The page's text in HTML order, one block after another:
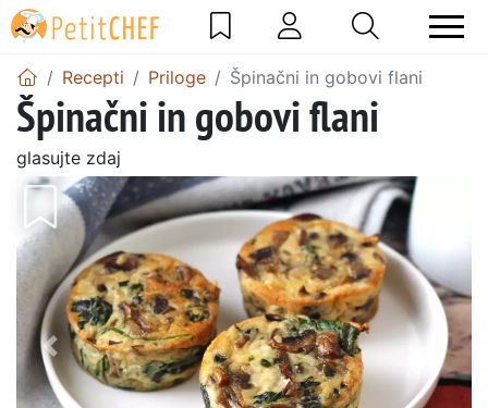
Recepti Priloge Špinačni in gobovi flani
Špinačni in gobovi flani
glasujte zdaj
Prejšnji